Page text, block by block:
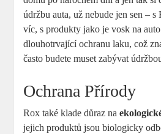
údržbu auta,⁤ už nebude⁤ jen sen –
víc, s produkty ‌jako je vosk⁤ na
dlouhotrvající ochranu laku, což
často‌ budete ‌muset zabývat
Ochrana Přírody
Rox také​ klade důraz ‍na
jejich ⁢produktů jsou ⁣biologicky